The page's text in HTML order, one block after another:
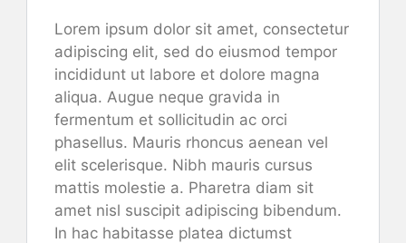
Lorem ipsum dolor sit amet, consectetur
adipiscing elit, sed do eiusmod tempor
incididunt ut labore et dolore magna
aliqua. Augue neque gravida in
fermentum et sollicitudin ac orci
phasellus. Mauris rhoncus aenean vel
elit scelerisque. Nibh mauris cursus
mattis molestie a. Pharetra diam sit
amet nisl suscipit adipiscing bibendum.
In hac habitasse platea dictumst